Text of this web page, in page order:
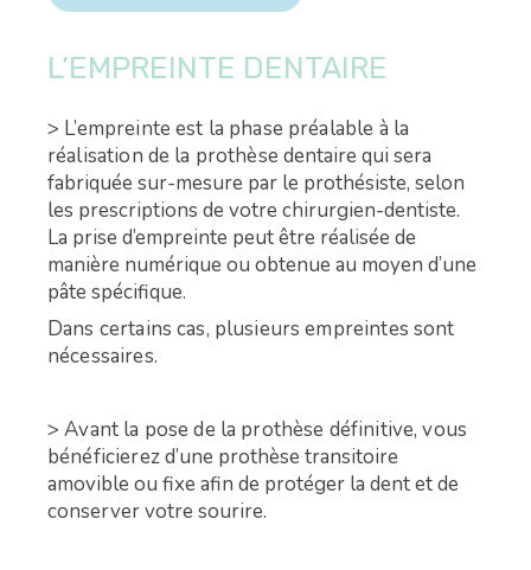
L’EMPREINTE DENTAIRE
> L’empreinte est la phase préalable à la
réalisation de la prothèsedentaire qui sera
fabriquée sur-mesure par le prothésiste, selon
les prescriptions de votre chirurgien-dentiste.
La prise d’empreinte peut être réalisée de
manière numérique ou obtenue au moyen d’une
pâte spécifique.
Dans certains cas, plusieurs empreintes sont
nécessaires.
> Avant la pose de la prothèse définitive, vous
bénéficierezd’une prothèse transitoire
amovible ou fixe afin de protéger la dent et de
conserver votre sourire.